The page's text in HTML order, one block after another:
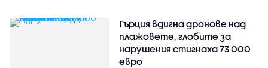
Гърция вдигна дронове над
плажовете, глобите за
нарушения стигнаха 73 000
евро